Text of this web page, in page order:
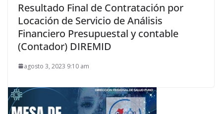
Resultado Final de Contratación por
Locación de Servicio de Análisis
Financiero Presupuestal y contable
(Contador) DIREMID
agosto 3, 2023 9:10 am